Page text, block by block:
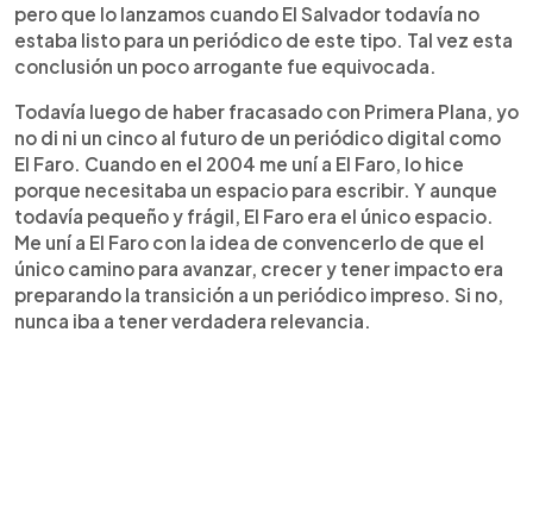
pero que lo lanzamos cuando El Salvador todavía no
estaba listo para un periódico de este tipo. Tal vez esta
conclusión un poco arrogante fue equivocada.
Todavía luego de haber fracasado con Primera Plana, yo
no di ni un cinco al futuro de un periódico digital como
El Faro. Cuando en el 2004 me uní a El Faro, lo hice
porque necesitaba un espacio para escribir. Y aunque
todavía pequeño y frágil, El Faro era el único espacio.
Me uní a El Faro con la idea de convencerlo de que el
único camino para avanzar, crecer y tener impacto era
preparando la transición a un periódico impreso. Si no,
nunca iba a tener verdadera relevancia.